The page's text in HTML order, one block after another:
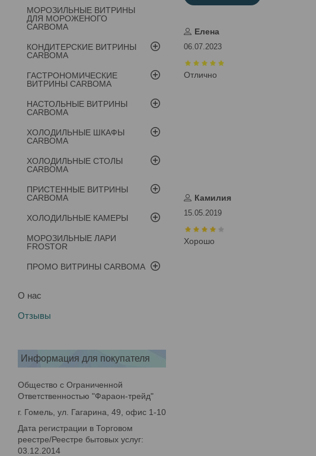
МОРОЗИЛЬНЫЕ ВИТРИНЫ
ДЛЯ МОРОЖЕНОГО
CARBOMA
КОНДИТЕРСКИЕ ВИТРИНЫ
CARBOMA
ГАСТРОНОМИЧЕСКИЕ
ВИТРИНЫ CARBOMA
НАСТОЛЬНЫЕ ВИТРИНЫ
CARBOMA
ХОЛОДИЛЬНЫЕ ШКАФЫ
CARBOMA
ХОЛОДИЛЬНЫЕ СТОЛЫ
CARBOMA
ПРИСТЕННЫЕ ВИТРИНЫ
CARBOMA
ХОЛОДИЛЬНЫЕ КАМЕРЫ
МОРОЗИЛЬНЫЕ ЛАРИ
FROSTOR
ПРОМО ВИТРИНЫ CARBOMA
О нас
Отзывы
Информация для покупателя
Общество с Ограниченной
Ответственностью "Фараон-трейд"
г. Гомель, ул. Гагарина, 49, офис 1-10
Дата регистрации в Торговом
реестре/Реестре бытовых услуг:
03.12.2014
Елена
06.07.2023
Отлично
Камилия
15.05.2019
Хорошо